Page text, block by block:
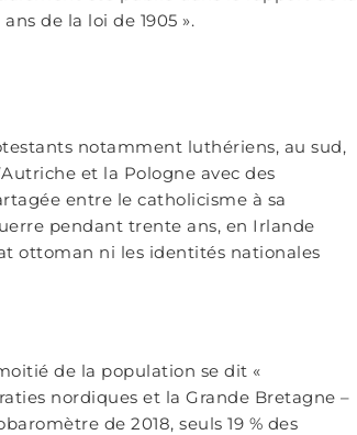
de la loi de 1905 ».
notamment luthériens, au sud,
et la Pologne avec des
entre le catholicisme à sa
pendant trente ans, en Irlande
ottoman ni les identités nationales
de la population se dit «
nordiques et la Grande Bretagne –
de 2018, seuls 19 % des